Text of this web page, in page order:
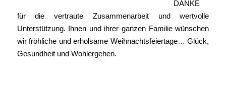
DANKE
für die vertraute Zusammenarbeit und wertvolle
Unterstützung. Ihnen und ihrer ganzen Familie wünschen
wir fröhliche und erholsame Weihnachtsfeiertage… Glück,
Gesundheit und Wohlergehen.